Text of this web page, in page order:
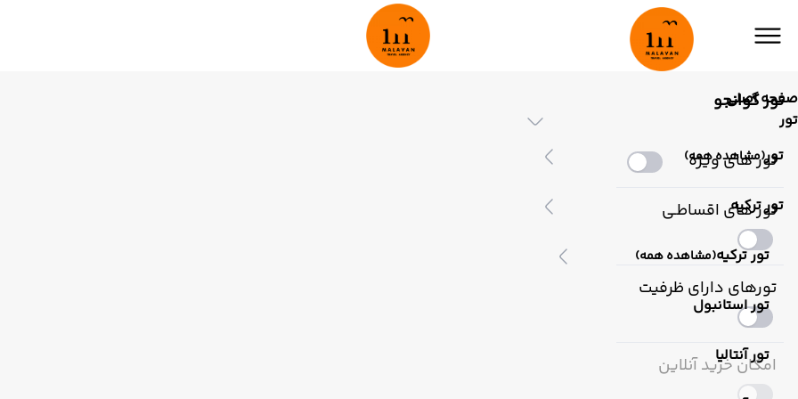
صفحه اصلی
تور
تور(مشاهده همه)
تور ترکیه
تور ترکیه(مشاهده همه)
تور استانبول
تور آنتالیا
تور گوانجو
تور های ویژه
تور های اقساطـی
تورهای دارای ظرفیت
امکان خرید آنلاین